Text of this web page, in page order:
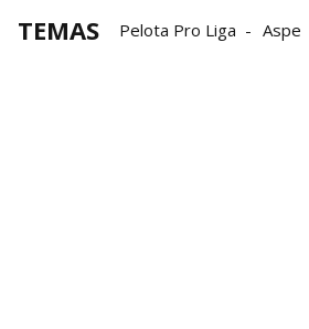
TEMAS Pelota Pro Liga Aspe